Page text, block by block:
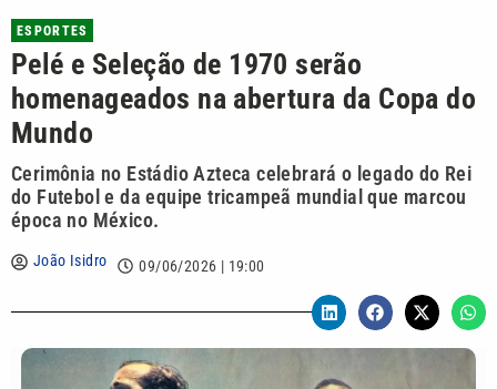
ESPORTES
Pelé e Seleção de 1970 serão
homenageados na abertura da Copa do
Mundo
Cerimônia no Estádio Azteca celebrará o legado do Rei
do Futebol e da equipe tricampeã mundial que marcou
época no México.
João Isidro 09/06/2026 | 19:00